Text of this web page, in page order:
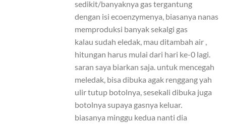
sedikit/banyaknya gas tergantung
dengan isi ecoenzymenya, biasanya nanas
memproduksi banyak sekalgi gas
kalau sudah eledak, mau ditambah air ,
hitungan harus mulai dari hari ke-0 lagi.
saran saya biarkan saja. untuk mencegah
meledak, bisa dibuka agak renggang yah
ulir tutup botolnya, sesekali dibuka juga
botolnya supaya gasnya keluar.
biasanya minggu kedua nanti dia